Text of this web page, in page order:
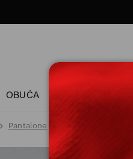
OBUĆA
Pantalone PANTALONE 3/4